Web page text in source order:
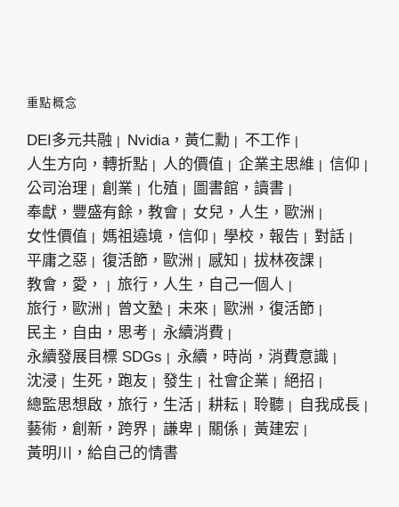
重點概念
DEI多元共融 Nvidia，黃仁勳
不工作
人生方向，轉折點
人的價值 企業主思維
信仰
公司治理
創業 化殖
圖書館，讀書
奉獻，豐盛有餘，教會
女兒，人生，歐洲
女性價值
媽祖遶境，信仰 學校，報告
對話
平庸之惡
復活節，歐洲 感知
拔林夜課
教會，愛，
旅行，人生，自己一個人
旅行，歐洲
曾文塾 未來
歐洲，復活節
民主，自由，思考
永續消費
永續發展目標 SDGs
永續，時尚，消費意識
沈浸
生死，跑友 發生 社會企業
絕招
總監思想啟，旅行，生活
耕耘 聆聽
自我成長
藝術，創新，跨界
謙卑 關係
黃建宏
黃明川，給自己的情書